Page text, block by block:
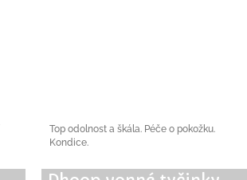
Top odolnost a škála. Péče o pokožku.
Kondice.